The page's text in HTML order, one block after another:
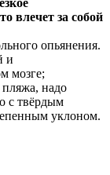
влечет за собой
опьянения.
и
мозге;
пляжа, надо
с твёрдым
уклоном.